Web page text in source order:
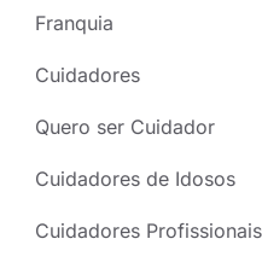
Franquia
Cuidadores
Quero ser Cuidador
Cuidadores de Idosos
Cuidadores Profissionais